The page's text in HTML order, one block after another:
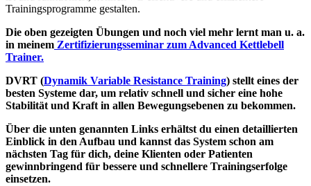
Trainingsprogramme gestalten.
Die oben gezeigten Übungen und noch viel mehr lernt man u. a.
in meinem Zertifizierungsseminar zum Advanced Kettlebell
Trainer.
DVRT (Dynamik Variable Resistance Training) stellt eines der
besten Systeme dar, um relativ schnell und sicher eine hohe
Stabilität und Kraft in allen Bewegungsebenen zu bekommen.
Über die unten genannten Links erhältst du einen detaillierten
Einblick in den Aufbau und kannst das System schon am
nächsten Tag für dich, deine Klienten oder Patienten
gewinnbringend für bessere und schnellere Trainingserfolge
einsetzen.